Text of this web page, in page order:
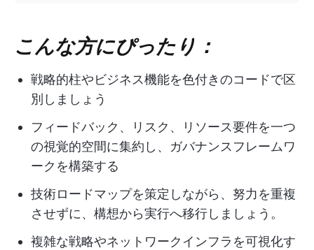
こんな方にぴったり：
戦略的柱やビジネス機能を色付きのコードで区
別しましょう
フィードバック、リスク、リソース要件を一つ
の視覚的空間に集約し、ガバナンスフレームワ
ークを構築する
技術ロードマップを策定しながら、努力を重複
させずに、構想から実行へ移行しましょう。
複雑な戦略やネットワークインフラを可視化す